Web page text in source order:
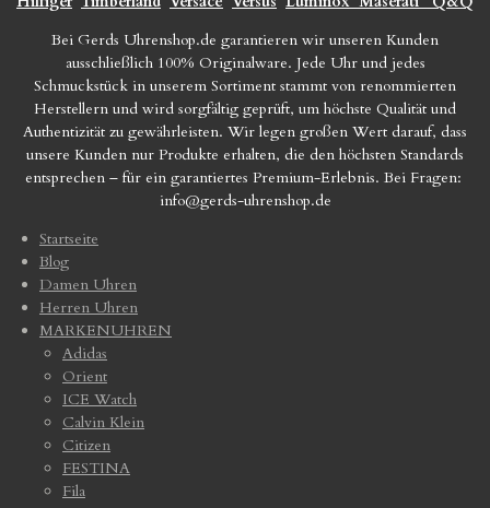
Bei Gerds Uhrenshop.de garantieren wir unseren Kunden
ausschließlich 100% Originalware. Jede Uhr und jedes
Schmuckstück in unserem Sortiment stammt von renommierten
Herstellern und wird sorgfältig geprüft, um höchste Qualität und
Authentizität zu gewährleisten. Wir legen großen Wert darauf, dass
unsere Kunden nur Produkte erhalten, die den höchsten Standards
entsprechen – für ein garantiertes Premium-Erlebnis. Bei Fragen:
info@gerds-uhrenshop.de
Startseite
Blog
Damen Uhren
Herren Uhren
MARKENUHREN
Adidas
Orient
ICE Watch
Calvin Klein
Citizen
FESTINA
Fila